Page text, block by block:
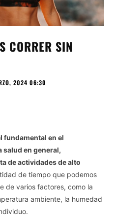
CORRER SIN
2024 06:30
fundamental en el
en general,
de actividades de alto
de tiempo que podemos
de varios factores, como la
ambiente, la humedad